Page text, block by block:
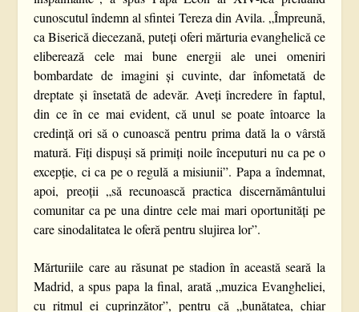
cunoscutul îndemn al sfintei Tereza din Avila. „Împreună,
ca Biserică diecezană, puteți oferi mărturia evanghelică ce
eliberează cele mai bune energii ale unei omeniri
bombardate de imagini și cuvinte, dar înfometată de
dreptate și însetată de adevăr. Aveți încredere în faptul,
din ce în ce mai evident, că unul se poate întoarce la
credință ori să o cunoască pentru prima dată la o vârstă
matură. Fiți dispuși să primiți noile începuturi nu ca pe o
excepție, ci ca pe o regulă a misiunii”. Papa a îndemnat,
apoi, preoții „să recunoască practica discernământului
comunitar ca pe una dintre cele mai mari oportunități pe
care sinodalitatea le oferă pentru slujirea lor”.
Mărturiile care au răsunat pe stadion în această seară la
Madrid, a spus papa la final, arată „muzica Evangheliei,
cu ritmul ei cuprinzător”, pentru că „bunătatea, chiar